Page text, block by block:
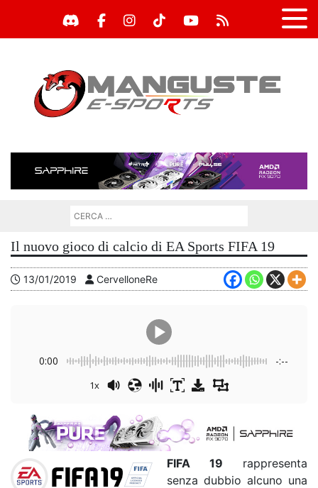
Il nuovo gioco di calcio di EA Sports FIFA 19
13/01/2019 CervelloneRe
0:00 -:--
1x
FIFA 19 rappresenta
senza dubbio alcuno una